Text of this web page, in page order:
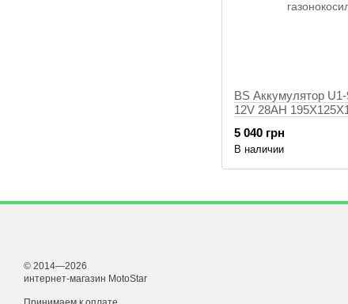
BS Аккумулятор
12V 28AH
заповнений (300A) -
газонокосилка
5 040 грн
В наличии
© 2014—2026
интернет-магазин MotoStar